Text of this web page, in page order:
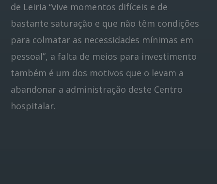
de Leiria “vive momentos difíceis e de
bastante saturação e que não têm condições
para colmatar as necessidades mínimas em
pessoal”, a falta de meios para investimento
também é um dos motivos que o levam a
abandonar a administração deste Centro
hospitalar.